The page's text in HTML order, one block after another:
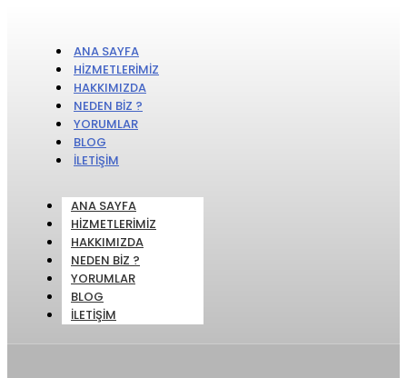
ANA SAYFA
HIZMETLERIMIZ
HAKKIMIZDA
NEDEN BIZ ?
YORUMLAR
BLOG
İLETIŞIM
ANA SAYFA
HIZMETLERIMIZ
HAKKIMIZDA
NEDEN BIZ ?
YORUMLAR
BLOG
İLETIŞIM